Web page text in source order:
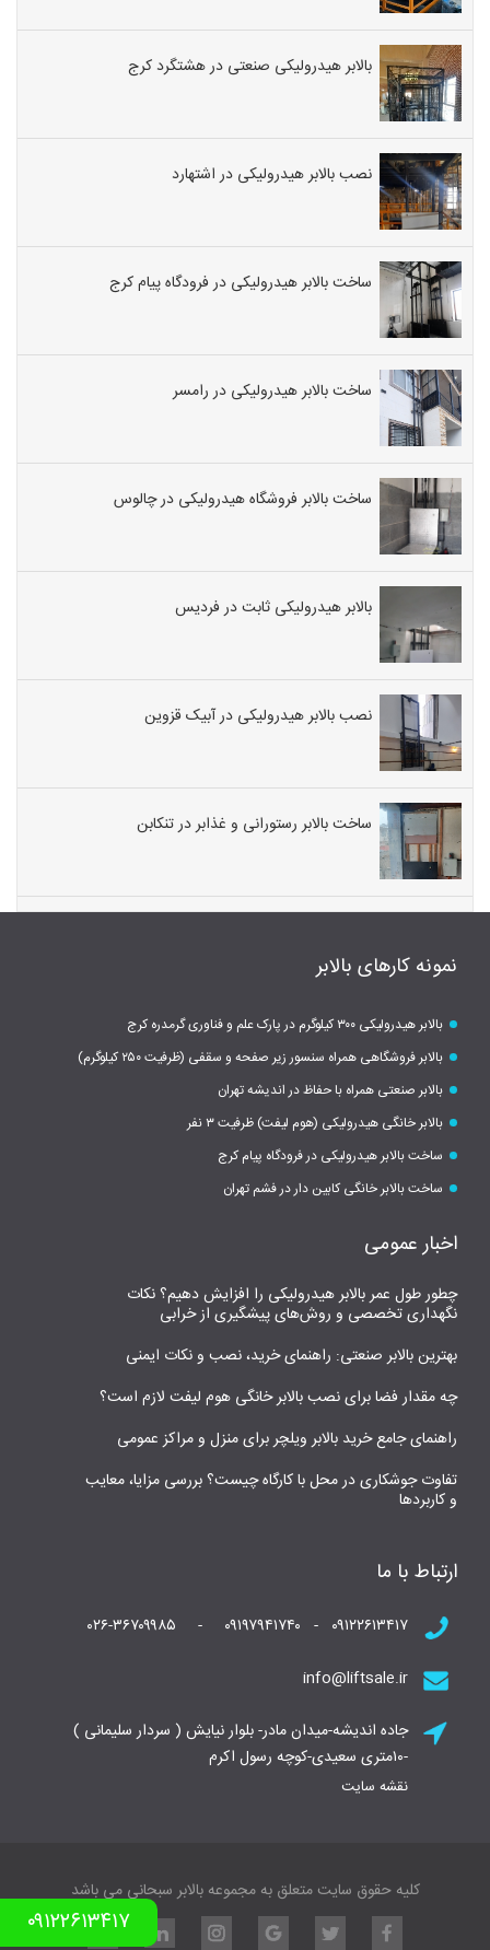
بالابر هیدرولیکی صنعتی در هشتگرد کرج
نصب بالابر هیدرولیکی در اشتهارد
ساخت بالابر هیدرولیکی در فرودگاه پیام کرج
ساخت بالابر هیدرولیکی در رامسر
ساخت بالابر فروشگاه هیدرولیکی در چالوس
بالابر هیدرولیکی ثابت در فردیس
نصب بالابر هیدرولیکی در آبیک قزوین
ساخت بالابر رستورانی و غذابر در تنکابن
نمونه کارهای بالابر
بالابر هیدرولیکی ۳۰۰ کیلوگرم در پارک علم و فناوری گرمدره کرج
بالابر فروشگاهی همراه سنسور زیر صفحه و سقفی (ظرفیت ۲۵۰ کیلوگرم)
بالابر صنعتی همراه با حفاظ در اندیشه تهران
بالابر خانگی هیدرولیکی (هوم لیفت) ظرفیت ۳ نفر
ساخت بالابر هیدرولیکی در فرودگاه پیام کرج
ساخت بالابر خانگی کابین دار در فشم تهران
اخبار عمومی
چطور طول عمر بالابر هیدرولیکی را افزایش دهیم؟ نکات
نگهداری تخصصی و روش‌های پیشگیری از خرابی
بهترین بالابر صنعتی: راهنمای خرید، نصب و نکات ایمنی
چه مقدار فضا برای نصب بالابر خانگی هوم لیفت لازم است؟
راهنمای جامع خرید بالابر ویلچر برای منزل و مراکز عمومی
تفاوت جوشکاری در محل با کارگاه چیست؟ بررسی مزایا، معایب
و کاربردها
ارتباط با ما
۰۹۱۲۲۶۱۳۴۱۷ - ۰۹۱۹۷۹۴۱۷۴۰ - ۰۲۶-۳۶۷۰۹۹۸۵
info@liftsale.ir
جاده اندیشه-میدان مادر- بلوار نیایش ( سردار سلیمانی )
-۱۰متری سعیدی-کوچه رسول اکرم
نقشه سایت
۰۹۱۲۲۶۱۳۴۱۷
کلیه حقوق سایت متعلق به مجموعه بالابر سبحانی می باشد